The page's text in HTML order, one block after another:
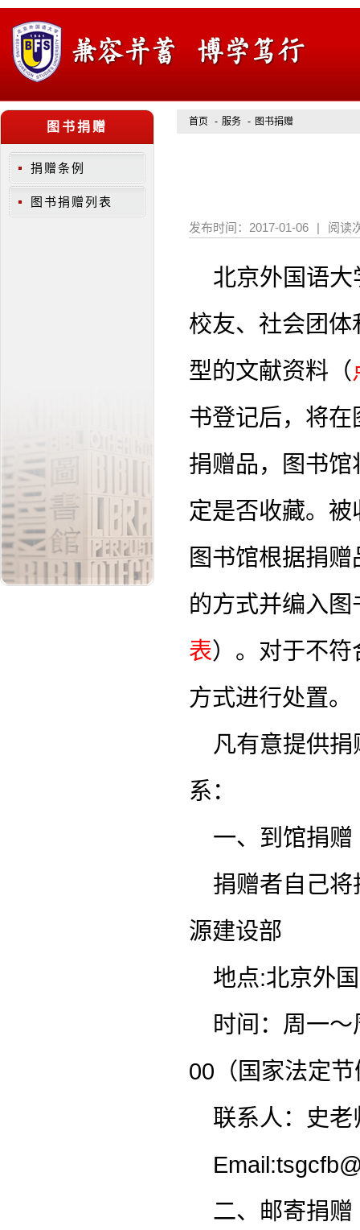
图书捐赠
捐赠条例
图书捐赠列表
首页 - 服务 - 图书捐赠
发布时间： 2017-01-06 | 阅读
北京外国语
校友、社会团
型的文献资料（
书登记后，将
捐赠品，图书
定是否收藏。
图书馆根据捐
的方式并编入
表）。对于不
方式进行处置。
凡有意提供
系：
一、到馆捐赠
捐赠者自己
源建设部
地点:北京外
时间：周一
00（国家法定
联系人：史
二、邮寄捐赠